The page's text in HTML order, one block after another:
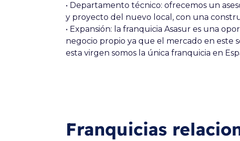
• Departamento técnico: ofrecemos un
y proyecto del nuevo local, con una
• Expansión: la franquicia Asasur es una
negocio propio ya que el mercado en este
esta virgen somos la única franquicia en
Franquicias